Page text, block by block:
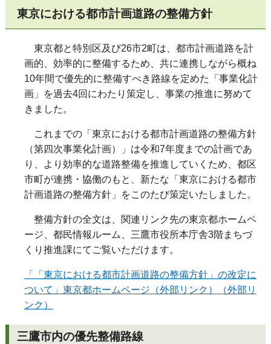
東京における都市計画道路の整備方針
東京都と特別区及び26市2町は、都市計画道路を計
画的、効率的に整備するため、共に連携しながら概ね
10年間で優先的に整備すべき路線を定めた「事業化計
画」を過去4回にわたり策定し、事業の推進に努めて
きました。
これまでの「東京における都市計画道路の整備方針
（第四次事業化計画）」は令和7年度までの計画であ
り、より効率的な道路整備を推進していくため、都区
市町が連携・協働のもと、新たな「東京における都市
計画道路の整備方針」をこのたび策定いたしました。
整備方針の全文は、関連リンク先の東京都ホームペ
ージ、都民情報ルーム、三鷹市役所本庁舎3階まちづ
くり推進課にてご覧いただけます。
「「東京における都市計画道路の整備方針」の改定に
ついて」東京都ホームページ（外部リンク）（外部リ
ンク）
三鷹市内の優先整備路線